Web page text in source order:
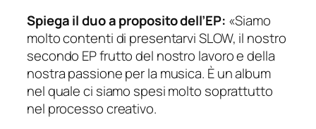
Spiega il duo a proposito dell’EP: «Siamo
molto contenti di presentarvi SLOW, il nostro
secondo EP frutto del nostro lavoro e della
nostra passione per la musica. È un album
nel quale ci siamo spesi molto soprattutto
nel processo creativo.